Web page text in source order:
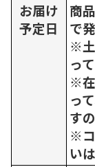
お届け
予定日
商
で
※
っ
※
っ
す
※
い